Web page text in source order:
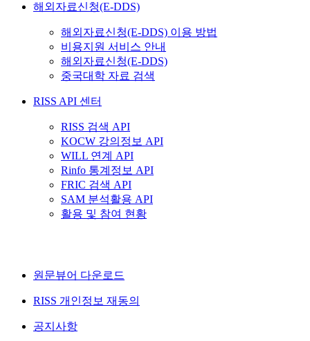
해외자료신청(E-DDS)
해외자료신청(E-DDS) 이용 방법
비용지원 서비스 안내
해외자료신청(E-DDS)
중국대학 자료 검색
RISS API 센터
RISS 검색 API
KOCW 강의정보 API
WILL 연계 API
Rinfo 통계정보 API
FRIC 검색 API
SAM 분석활용 API
활용 및 참여 현황
원문뷰어 다운로드
RISS 개인정보 재동의
공지사항